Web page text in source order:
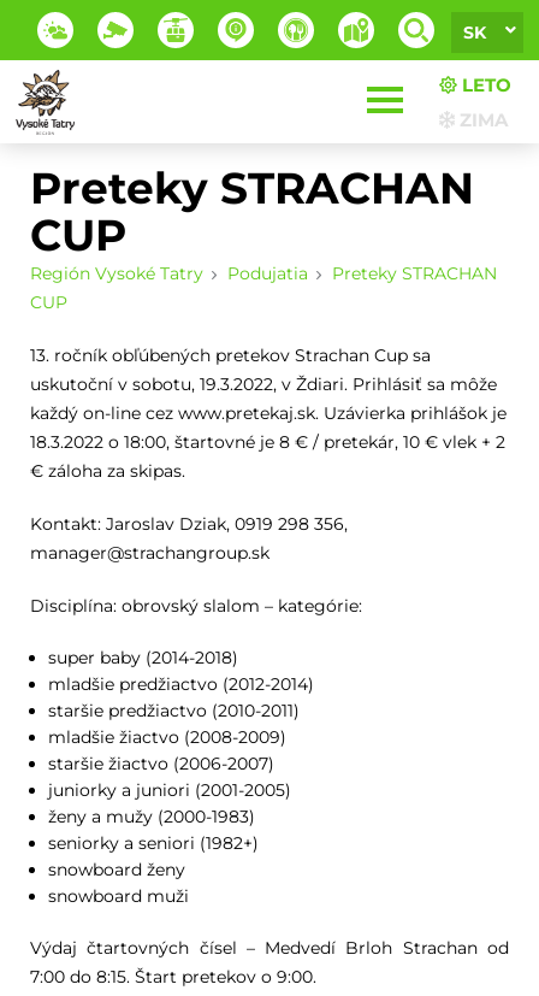
SK
LETO
ZIMA
Preteky STRACHAN
CUP
Región Vysoké Tatry Podujatia
Preteky STRACHAN
CUP
13. ročník obľúbených pretekov Strachan Cup sa
uskutoční v sobotu, 19.3.2022, v Ždiari. Prihlásiť sa môže
každý on-line cez www.pretekaj.sk. Uzávierka prihlášok je
18.3.2022 o 18:00, štartovné je 8 € / pretekár, 10 € vlek + 2
€ záloha za skipas.
Kontakt: Jaroslav Dziak, 0919 298 356,
manager@strachangroup.sk
Disciplína: obrovský slalom – kategórie:
super baby (2014-2018)
mladšie predžiactvo (2012-2014)
staršie predžiactvo (2010-2011)
mladšie žiactvo (2008-2009)
staršie žiactvo (2006-2007)
juniorky a juniori (2001-2005)
ženy a mužy (2000-1983)
seniorky a seniori (1982+)
snowboard ženy
snowboard muži
Výdaj čtartovných čísel – Medvedí Brloh Strachan od
7:00 do 8:15. Štart pretekov o 9:00.